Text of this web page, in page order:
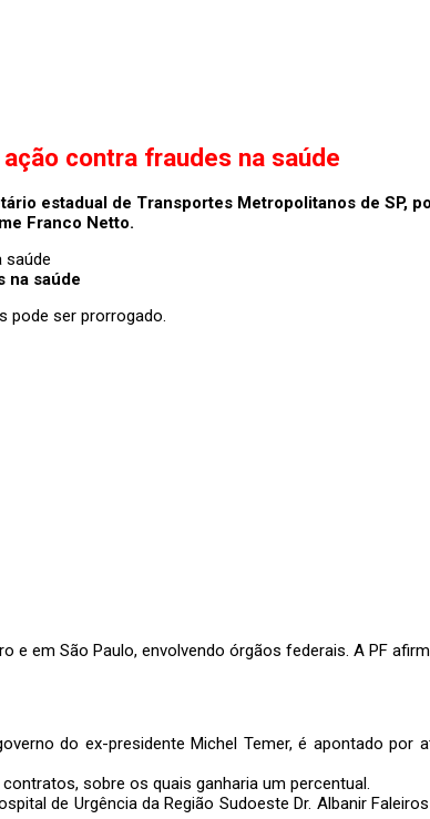
contra fraudes na saúde
estadual de Transportes Metropolitanos de SP,
Franco Netto.
na saúde
pode ser prorrogado.
e em São Paulo, envolvendo órgãos federais. A PF
do ex-presidente Michel Temer, é apontado por
sobre os quais ganharia um percentual.
de Urgência da Região Sudoeste Dr. Albanir